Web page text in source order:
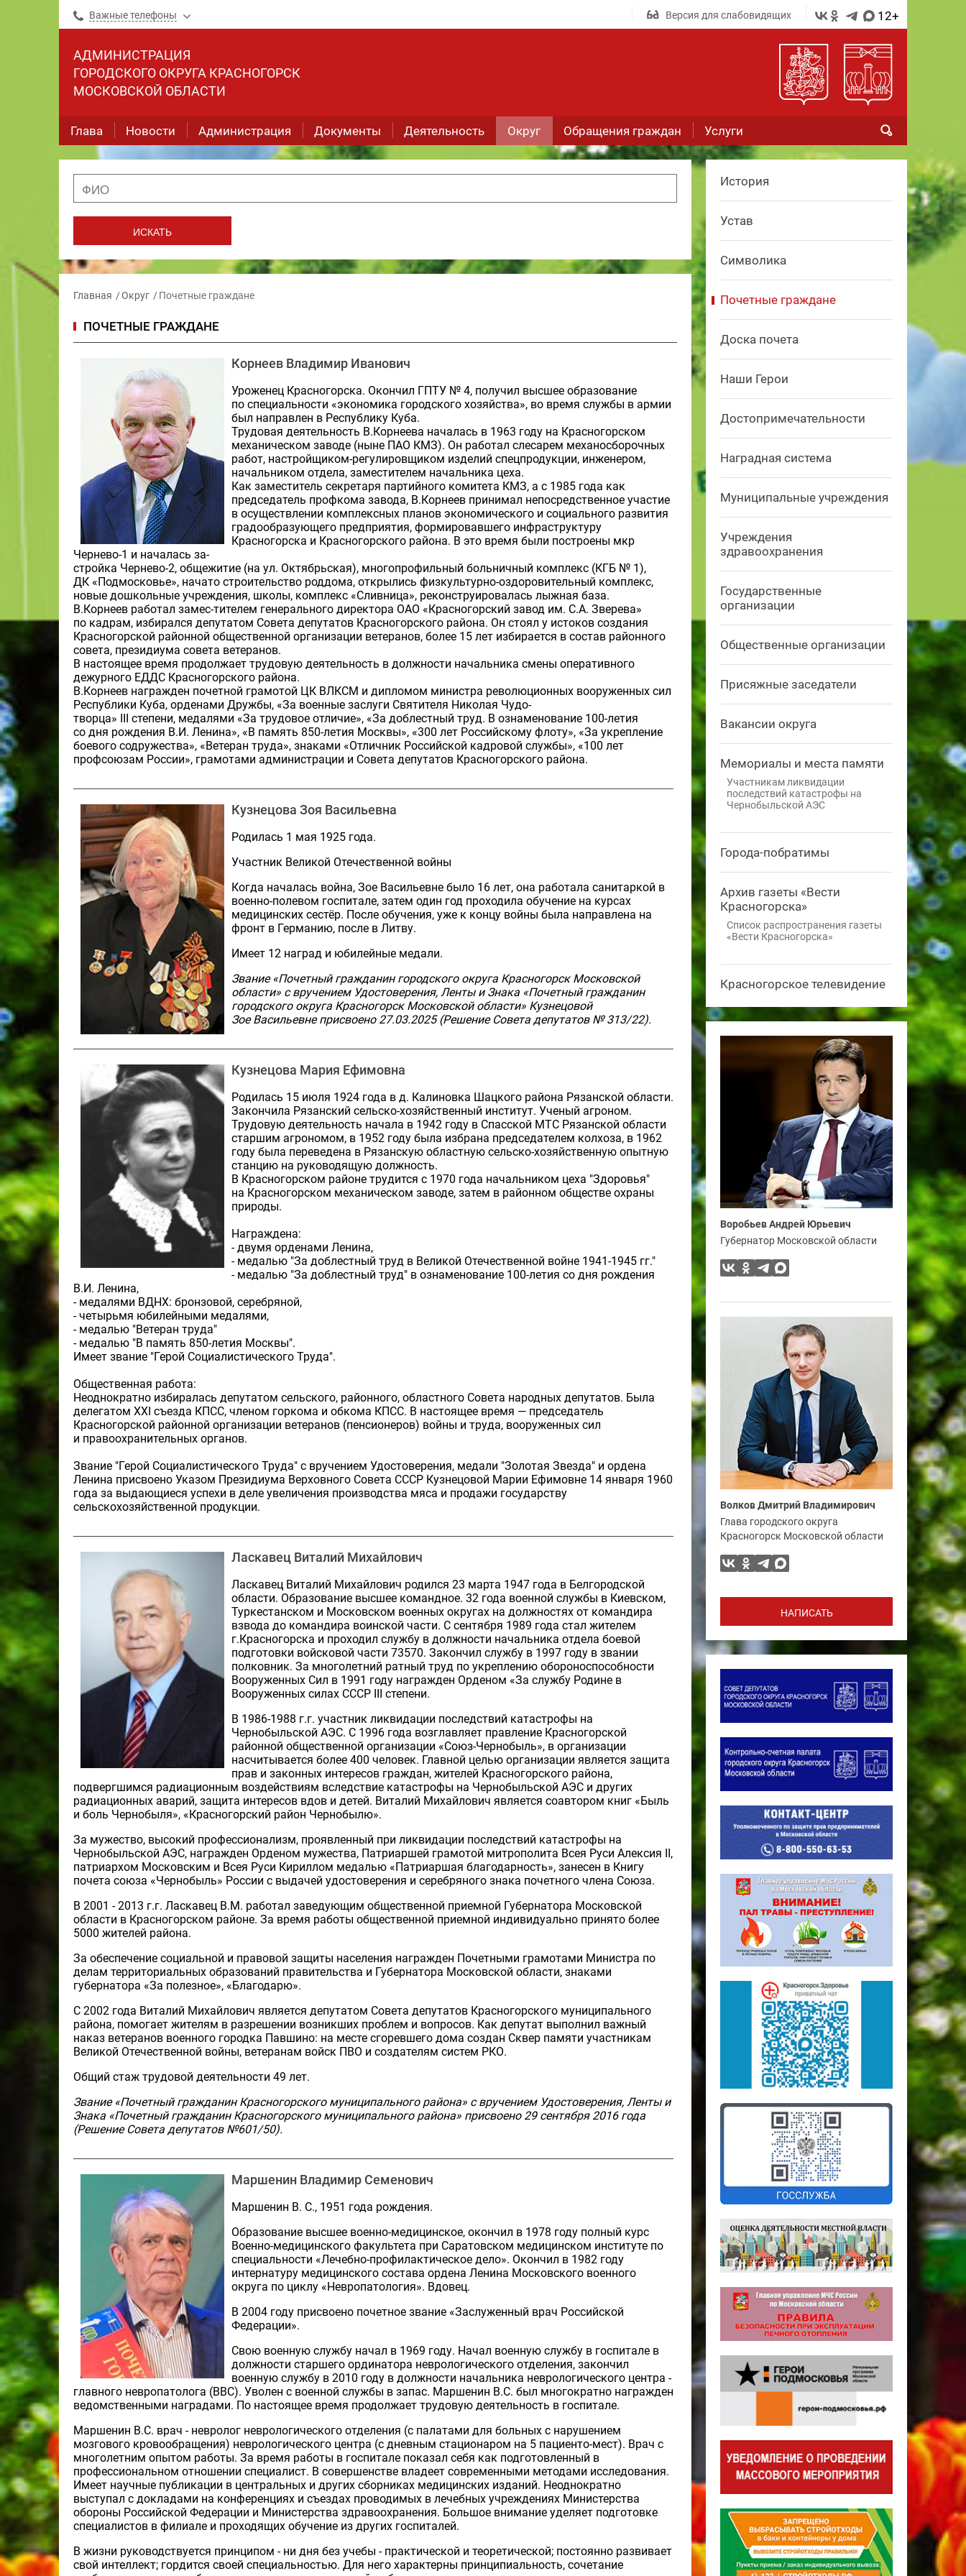
Важные телефоны Версия для слабовидящих 12+
АДМИНИСТРАЦИЯ
ГОРОДСКОГО ОКРУГА КРАСНОГОРСК
МОСКОВСКОЙ ОБЛАСТИ
Глава Новости Администрация Документы Деятельность Округ Обращения граждан Услуги
Главная Округ Почетные граждане
ПОЧЕТНЫЕ ГРАЖДАНЕ
Корнеев Владимир Иванович
Уроженец Красногорска. Окончил ГПТУ № 4, получил высшее образование
по специальности «экономика городского хозяйства», во время службы в армии
был направлен в Республику Куба.
Трудовая деятельность В.Корнеева началась в 1963 году на Красногорском
механическом заводе (ныне ПАО КМЗ). Он работал слесарем механосборочных
работ, настройщиком-регулировщиком изделий спецпродукции, инженером,
начальником отдела, заместителем начальника цеха.
Как заместитель секретаря партийного комитета КМЗ, а с 1985 года как
председатель профкома завода, В.Корнеев принимал непосредственное участие
в осуществлении комплексных планов экономического и социального развития
градообразующего предприятия, формировавшего инфраструктуру
Красногорска и Красногорского района. В это время были построены мкр
Чернево-1 и началась за-
стройка Чернево-2, общежитие (на ул. Октябрьская), многопрофильный больничный комплекс (КГБ № 1),
ДК «Подмосковье», начато строительство роддома, открылись физкультурно-оздоровительный комплекс,
новые дошкольные учреждения, школы, комплекс «Сливница», реконструировалась лыжная база.
В.Корнеев работал замес-тителем генерального директора ОАО «Красногорский завод им. С.А. Зверева»
по кадрам, избирался депутатом Совета депутатов Красногорского района. Он стоял у истоков создания
Красногорской районной общественной организации ветеранов, более 15 лет избирается в состав районного
совета, президиума совета ветеранов.
В настоящее время продолжает трудовую деятельность в должности начальника смены оперативного
дежурного ЕДДС Красногорского района.
В.Корнеев награжден почетной грамотой ЦК ВЛКСМ и дипломом министра революционных вооруженных сил
Республики Куба, орденами Дружбы, «За военные заслуги Святителя Николая Чудо-
творца» III степени, медалями «За трудовое отличие», «За доблестный труд. В ознаменование 100-летия
со дня рождения В.И. Ленина», «В память 850-летия Москвы», «300 лет Российскому флоту», «За укрепление
боевого содружества», «Ветеран труда», знаками «Отличник Российской кадровой службы», «100 лет
профсоюзам России», грамотами администрации и Совета депутатов Красногорского района.
Кузнецова Зоя Васильевна
Родилась 1 мая 1925 года.
Участник Великой Отечественной войны
Когда началась война, Зое Васильевне было 16 лет, она работала санитаркой в
военно-полевом госпитале, затем один год проходила обучение на курсах
медицинских сестёр. После обучения, уже к концу войны была направлена на
фронт в Германию, после в Литву.
Имеет 12 наград и юбилейные медали.
Звание «Почетный гражданин городского округа Красногорск Московской
области» с вручением Удостоверения, Ленты и Знака «Почетный гражданин
городского округа Красногорск Московской области» Кузнецовой
Зое Васильевне присвоено 27.03.2025 (Решение Совета депутатов № 313/22).
Кузнецова Мария Ефимовна
Родилась 15 июля 1924 года в д. Калиновка Шацкого района Рязанской области.
Закончила Рязанский сельско-хозяйственный институт. Ученый агроном.
Трудовую деятельность начала в 1942 году в Спасской МТС Рязанской области
старшим агрономом, в 1952 году была избрана председателем колхоза, в 1962
году была переведена в Рязанскую областную сельско-хозяйственную опытную
станцию на руководящую должность.
В Красногорском районе трудится с 1970 года начальником цеха "Здоровья"
на Красногорском механическом заводе, затем в районном обществе охраны
природы.
Награждена:
- двумя орденами Ленина,
- медалью "За доблестный труд в Великой Отечественной войне 1941-1945 гг."
- медалью "За доблестный труд" в ознаменование 100-летия со дня рождения
В.И. Ленина,
- медалями ВДНХ: бронзовой, серебряной,
- четырьмя юбилейными медалями,
- медалью "Ветеран труда"
- медалью "В память 850-летия Москвы".
Имеет звание "Герой Социалистического Труда".
Общественная работа:
Неоднократно избиралась депутатом сельского, районного, областного Совета народных депутатов. Была
делегатом XXI съезда КПСС, членом горкома и обкома КПСС. В настоящее время — председатель
Красногорской районной организации ветеранов (пенсионеров) войны и труда, вооруженных сил
и правоохранительных органов.
Звание "Герой Социалистического Труда" с вручением Удостоверения, медали "Золотая Звезда" и ордена
Ленина присвоено Указом Президиума Верховного Совета СССР Кузнецовой Марии Ефимовне 14 января 1960
года за выдающиеся успехи в деле увеличения производства мяса и продажи государству
сельскохозяйственной продукции.
Ласкавец Виталий Михайлович
Ласкавец Виталий Михайлович родился 23 марта 1947 года в Белгородской
области. Образование высшее командное. 32 года военной службы в Киевском,
Туркестанском и Московском военных округах на должностях от командира
взвода до командира воинской части. С сентября 1989 года стал жителем
г.Красногорска и проходил службу в должности начальника отдела боевой
подготовки войсковой части 73570. Закончил службу в 1997 году в звании
полковник. За многолетний ратный труд по укреплению обороноспособности
Вооруженных Сил в 1991 году награжден Орденом «За службу Родине в
Вооруженных силах СССР III степени.
В 1986-1988 г.г. участник ликвидации последствий катастрофы на
Чернобыльской АЭС. С 1996 года возглавляет правление Красногорской
районной общественной организации «Союз-Чернобыль», в организации
насчитывается более 400 человек. Главной целью организации является защита
прав и законных интересов граждан, жителей Красногорского района,
подвергшимся радиационным воздействиям вследствие катастрофы на Чернобыльской АЭС и других
радиационных аварий, защита интересов вдов и детей. Виталий Михайлович является соавтором книг «Быль
и боль Чернобыля», «Красногорский район Чернобылю».
За мужество, высокий профессионализм, проявленный при ликвидации последствий катастрофы на
Чернобыльской АЭС, награжден Орденом мужества, Патриаршей грамотой митрополита Всея Руси Алексия II,
патриархом Московским и Всея Руси Кириллом медалью «Патриаршая благодарность», занесен в Книгу
почета союза «Чернобыль» России с выдачей удостоверения и серебряного знака почетного члена Союза.
В 2001 - 2013 г.г. Ласкавец В.М. работал заведующим общественной приемной Губернатора Московской
области в Красногорском районе. За время работы общественной приемной индивидуально принято более
5000 жителей района.
За обеспечение социальной и правовой защиты населения награжден Почетными грамотами Министра по
делам территориальных образований правительства и Губернатора Московской области, знаками
губернатора «За полезное», «Благодарю».
С 2002 года Виталий Михайлович является депутатом Совета депутатов Красногорского муниципального
района, помогает жителям в разрешении возникших проблем и вопросов. Как депутат выполнил важный
наказ ветеранов военного городка Павшино: на месте сгоревшего дома создан Сквер памяти участникам
Великой Отечественной войны, ветеранам войск ПВО и создателям систем РКО.
Общий стаж трудовой деятельности 49 лет.
Звание «Почетный гражданин Красногорского муниципального района» с вручением Удостоверения, Ленты и
Знака «Почетный гражданин Красногорского муниципального района» присвоено 29 сентября 2016 года
(Решение Совета депутатов №601/50).
Маршенин Владимир Семенович
Маршенин В. С., 1951 года рождения.
Образование высшее военно-медицинское, окончил в 1978 году полный курс
Военно-медицинского факультета при Саратовском медицинском институте по
специальности «Лечебно-профилактическое дело». Окончил в 1982 году
интернатуру медицинского состава ордена Ленина Московского военного
округа по циклу «Невропатология». Вдовец.
В 2004 году присвоено почетное звание «Заслуженный врач Российской
Федерации».
Свою военную службу начал в 1969 году. Начал военную службу в госпитале в
должности старшего ординатора неврологического отделения, закончил
военную службу в 2010 году в должности начальника неврологического центра -
главного невропатолога (ВВС). Уволен с военной службы в запас. Маршенин В.С. был многократно награжден
ведомственными наградами. По настоящее время продолжает трудовую деятельность в госпитале.
Маршенин В.С. врач - невролог неврологического отделения (с палатами для больных с нарушением
мозгового кровообращения) неврологического центра (с дневным стационаром на 5 пациенто-мест). Врач с
многолетним опытом работы. За время работы в госпитале показал себя как подготовленный в
профессиональном отношении специалист. В совершенстве владеет современными методами исследования.
Имеет научные публикации в центральных и других сборниках медицинских изданий. Неоднократно
выступал с докладами на конференциях и съездах проводимых в лечебных учреждениях Министерства
обороны Российской Федерации и Министерства здравоохранения. Большое внимание уделяет подготовке
специалистов в филиале и проходящих обучение из других госпиталей.
В жизни руководствуется принципом - ни дня без учебы - практической и теоретической; постоянно развивает
свой интеллект; гордится своей специальностью. Для него характерны принципиальность, сочетание
История
Устав
Символика
Почетные граждане
Доска почета
Наши Герои
Достопримечательности
Наградная система
Муниципальные учреждения
Учреждения
здравоохранения
Государственные
организации
Общественные организации
Присяжные заседатели
Вакансии округа
Мемориалы и места памяти
Участникам ликвидации
последствий катастрофы на
Чернобыльской АЭС
Города-побратимы
Архив газеты «Вести
Красногорска»
Список распространения газеты
«Вести Красногорска»
Красногорское телевидение
Воробьев Андрей Юрьевич
Губернатор Московской области
Волков Дмитрий Владимирович
Глава городского округа
Красногорск Московской области
НАПИСАТЬ